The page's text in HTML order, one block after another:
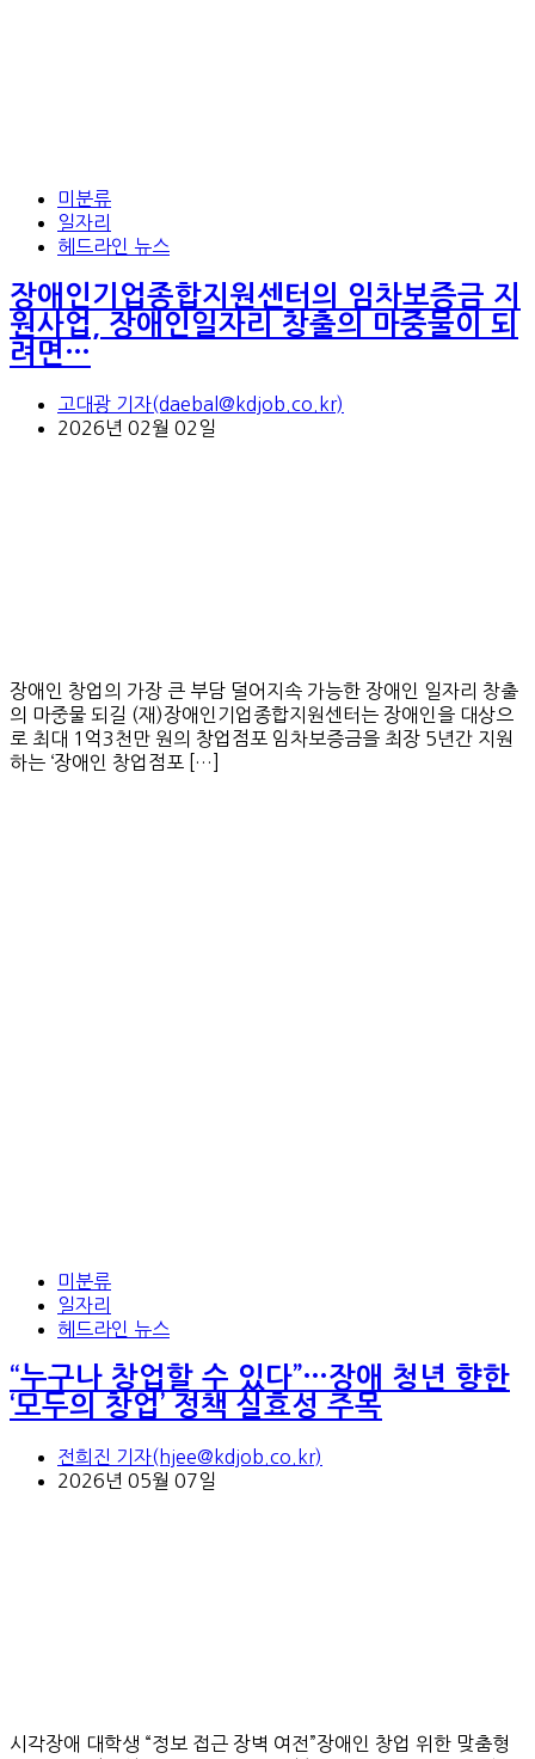
미분류
일자리
헤드라인 뉴스
장애인기업종합지원센터의 임차보증금 지
원사업, 장애인일자리 창출의 마중물이 되
려면…
고대광 기자(daebal@kdjob.co.kr)
2026년 02월 02일
장애인 창업의 가장 큰 부담 덜어지속 가능한 장애인 일자리 창출
의 마중물 되길 (재)장애인기업종합지원센터는 장애인을 대상으
로 최대 1억3천만 원의 창업점포 임차보증금을 최장 5년간 지원
하는 ‘장애인 창업점포 […]
미분류
일자리
헤드라인 뉴스
“누구나 창업할 수 있다”…장애 청년 향한
‘모두의 창업’ 정책 실효성 주목
전희진 기자(hjee@kdjob.co.kr)
2026년 05월 07일
시각장애 대학생 “정보 접근 장벽 여전”장애인 창업 위한 맞춤형